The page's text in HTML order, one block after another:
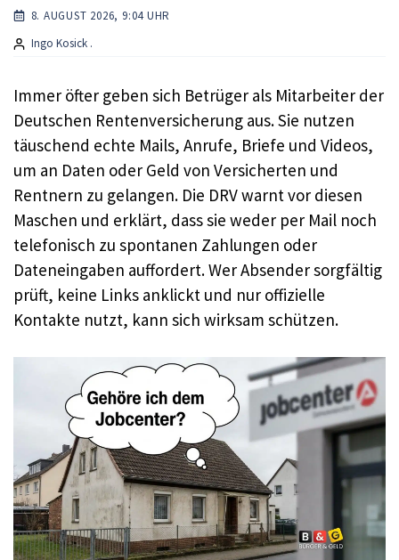
8. AUGUST 2026, 9:04 UHR
Ingo Kosick .
Immer öfter geben sich Betrüger als Mitarbeiter der
Deutschen Rentenversicherung aus. Sie nutzen
täuschend echte Mails, Anrufe, Briefe und Videos,
um an Daten oder Geld von Versicherten und
Rentnern zu gelangen. Die DRV warnt vor diesen
Maschen und erklärt, dass sie weder per Mail noch
telefonisch zu spontanen Zahlungen oder
Dateneingaben auffordert. Wer Absender sorgfältig
prüft, keine Links anklickt und nur offizielle
Kontakte nutzt, kann sich wirksam schützen.